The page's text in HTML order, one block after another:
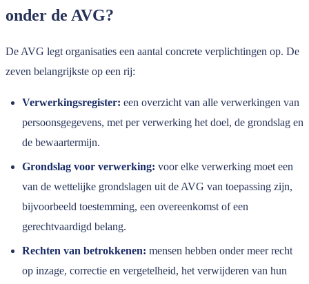
onder de AVG?
De AVG legt organisaties een aantal concrete verplichtingen op. De
zeven belangrijkste op een rij:
Verwerkingsregister: een overzicht van alle verwerkingen van
persoonsgegevens, met per verwerking het doel, de grondslag en
de bewaartermijn.
Grondslag voor verwerking: voor elke verwerking moet een
van de wettelijke grondslagen uit de AVG van toepassing zijn,
bijvoorbeeld toestemming, een overeenkomst of een
gerechtvaardigd belang.
Rechten van betrokkenen: mensen hebben onder meer recht
op inzage, correctie en vergetelheid, het verwijderen van hun